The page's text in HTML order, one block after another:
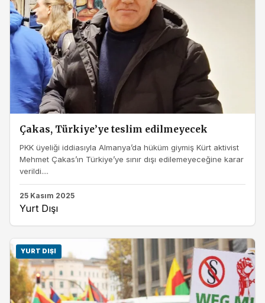
Çakas, Türkiye’ye teslim edilmeyecek
PKK üyeliği iddiasıyla Almanya’da hüküm giymiş Kürt aktivist
Mehmet Çakas’ın Türkiye’ye sınır dışı edilemeyeceğine karar
verildi....
25 Kasım 2025
Yurt Dışı
YURT DIŞI